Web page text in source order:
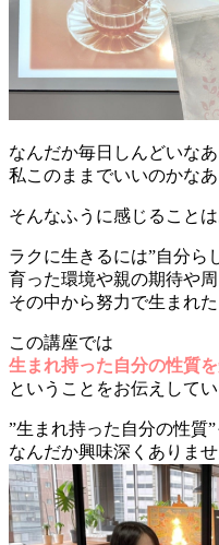
なんだか毎日しんどいな
私このままでいいのかな
そんなふうに感じること
ラクに生きるには”自分ら
育った環境や親の期待や
その中から努力で生まれ
この講座では
生まれ持った自分の性質
ということをお伝えしてい
”生まれ持った自分の性質
なんだか興味深くありま